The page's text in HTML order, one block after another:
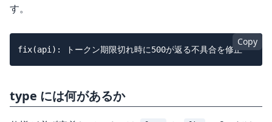
す。
Copy
fix(api): トークン期限切れ時に500が返る不具合を修正
type には何があるか